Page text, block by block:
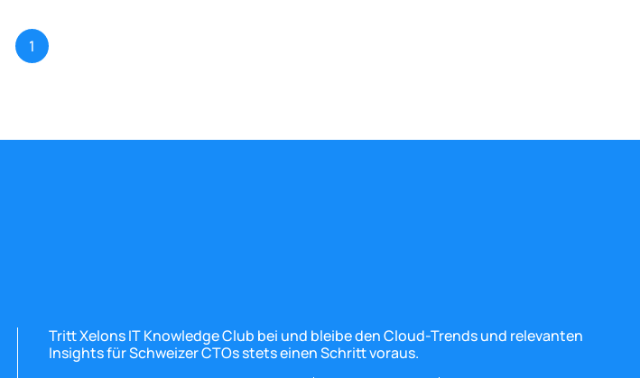
1
Tritt Xelons IT Knowledge Club bei und bleibe den Cloud-Trends und relevanten
Insights für Schweizer CTOs stets einen Schritt voraus.